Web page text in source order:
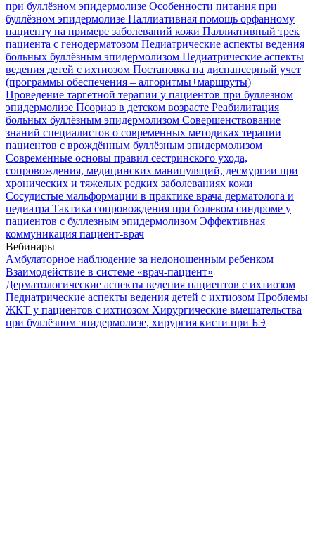
при буллёзном эпидермолизе Особенности питания при
буллёзном эпидермолизе Паллиативная помощь орфанному
пациенту на примере заболеваний кожи Паллиативный трек
пациента с генодерматозом Педиатрические аспекты ведения
больных буллёзным эпидермолизом Педиатрические аспекты
ведения детей с ихтиозом Постановка на диспансерный учет
(программы обеспечения – алгоритмы+маршруты)
Проведение таргетной терапии у пациентов при буллезном
эпидермолизе Псориаз в детском возрасте Реабилитация
больных буллёзным эпидермолизом Совершенствование
знаний специалистов о современных методиках терапии
пациентов с врождённым буллёзным эпидермолизом
Современные основы правил сестринского ухода,
сопровождения, медицинских манипуляций, десмургии при
хронических и тяжелых редких заболеваниях кожи
Сосудистые мальформации в практике врача дерматолога и
педиатра Тактика сопровождения при болевом синдроме у
пациентов с буллезным эпидермолизом Эффективная
коммуникация пациент-врач
Вебинары
Амбулаторное наблюдение за недоношенным ребенком
Взаимодействие в системе «врач-пациент»
Дерматологические аспекты ведения пациентов с ихтиозом
Педиатрические аспекты ведения детей с ихтиозом Проблемы
ЖКТ у пациентов с ихтиозом Хирургические вмешательства
при буллёзном эпидермолизе, хирургия кисти при БЭ